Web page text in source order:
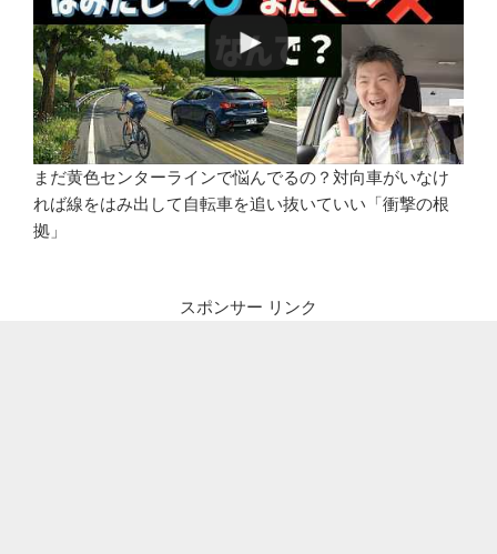
まだ黄色センターラインで悩んでるの？対向車がいなけ
れば線をはみ出して自転車を追い抜いていい「衝撃の根
拠」
スポンサー リンク